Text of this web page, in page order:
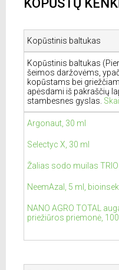
KOPŪSTŲ
Kopūstinis baltukas
Kopūstinis baltukas
šeimos daržovėms,
kopūstams bei
apėsdami iš pakraščių
stambesnes gyslas.
Argonaut, 30 ml
Selectyc X, 30 ml
Žalias sodo muilas
NeemAzal, 5 ml,
NANO AGRO TOTAL
priežiūros priemonė, 100